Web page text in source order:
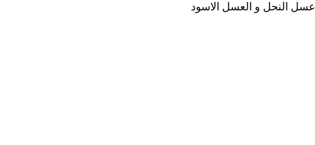
عسل النحل و العسل الاسود